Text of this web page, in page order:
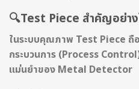
🔍Test Piece สำคัญอย่า
ในระบบคุณภาพ Test Piece ถื
กระบวนการ (Process
แม่นยำของ Metal Detector